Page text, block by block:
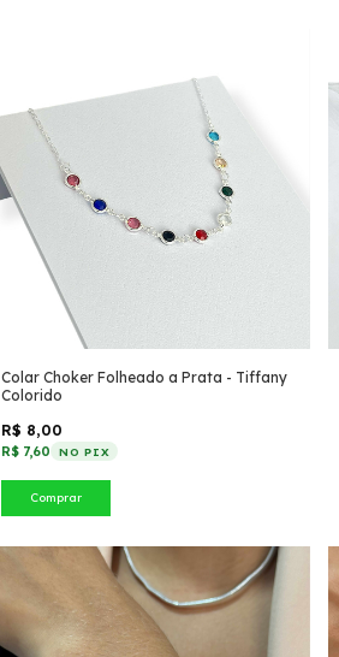
Colar Choker Folheado a Prata - Tiffany
Colorido
R$ 8,00
R$ 7,60 NO PIX
Comprar